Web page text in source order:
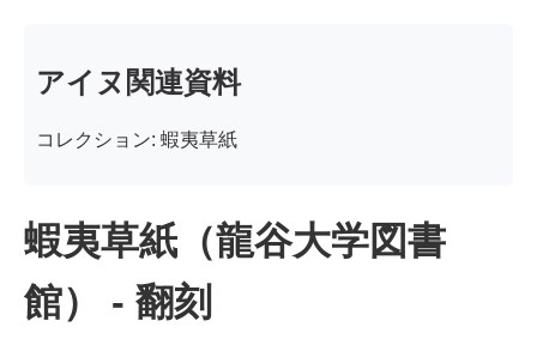
アイヌ関連資料
コレクション: 蝦夷草紙
蝦夷草紙（龍谷大学図書
館） - 翻刻